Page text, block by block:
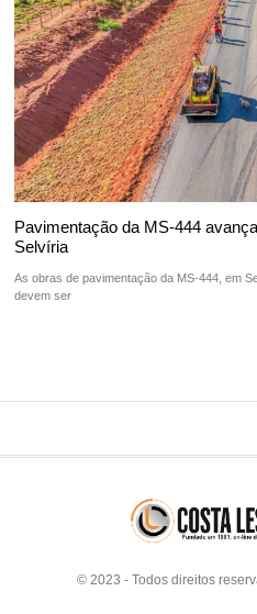
Pavimentação da MS-444
Selvíria
As obras de pavimentação da MS-444, em
devem ser
© 2023 - Todos direitos